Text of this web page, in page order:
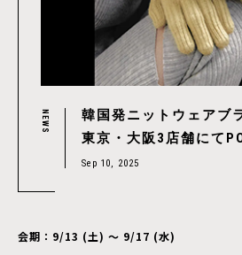
NEWS
韓国発ニットウェアブ
東京・大阪3店舗にて
Sep 10, 2025
会期：9/13 (土) ～ 9/17 (水)